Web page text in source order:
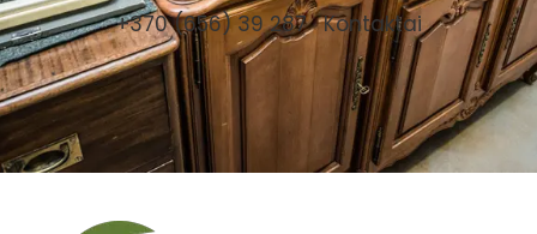
+370 (656) 39 287 Kontaktai